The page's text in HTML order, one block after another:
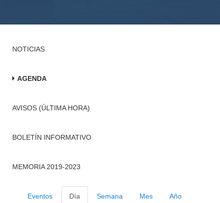
NOTICIAS
AGENDA
AVISOS (ÚLTIMA HORA)
BOLETÍN INFORMATIVO
MEMORIA 2019-2023
Eventos Día Semana Mes Año